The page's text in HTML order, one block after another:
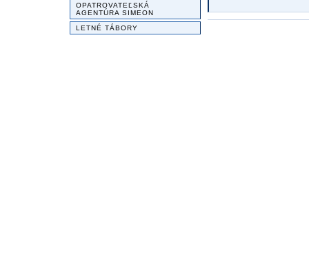
OPATROVATEĽSKÁ
AGENTÚRA SIMEON
LETNÉ TÁBORY